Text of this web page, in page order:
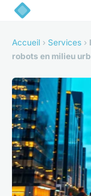
Accueil › Services ›
robots en milieu